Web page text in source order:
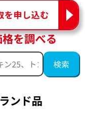
を申し込む
を調べる
ンド品